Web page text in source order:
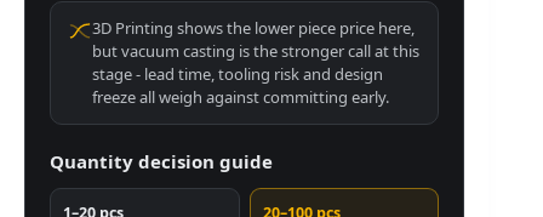
3D Printing shows the lower piece price here,
but vacuum casting is the stronger call at this
stage - lead time, tooling risk and design
freeze all weigh against committing early.
Quantity decision guide
1–20 pcs 20–100 pcs